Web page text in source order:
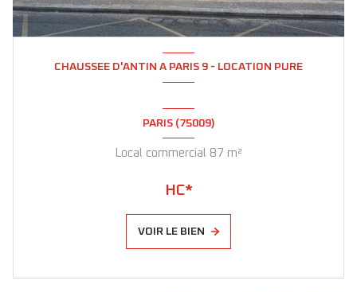
CHAUSSEE D'ANTIN A PARIS 9 - LOCATION PURE
PARIS (75009)
Local commercial 87 m²
HC*
VOIR LE BIEN